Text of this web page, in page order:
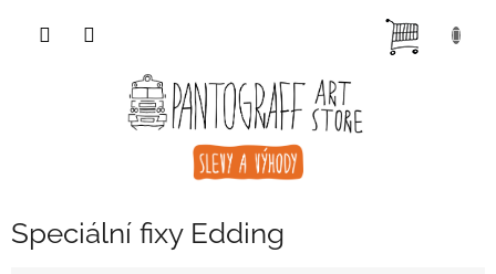
Speciální fixy Edding